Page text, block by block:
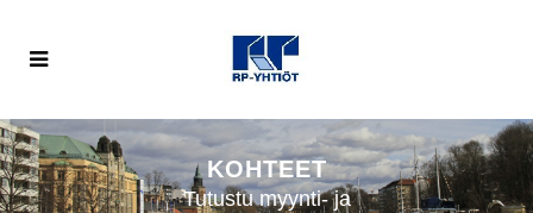
KOHTEET
Tutustu myynti- ja